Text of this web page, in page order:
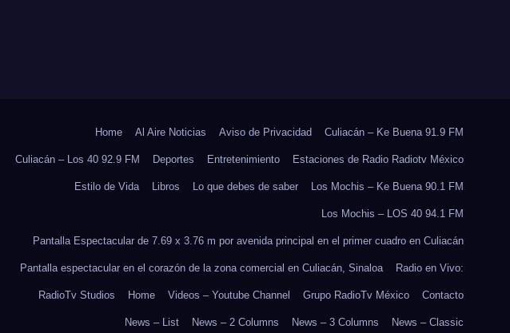
Home Al Aire Noticias Aviso de Privacidad Culiacán – Ke Buena 91.9 FM
Culiacán – Los 40 92.9 FM Deportes Entretenimiento Estaciones de Radio Radiotv México
Estilo de Vida Libros Lo que debes de saber Los Mochis – Ke Buena 90.1 FM
Los Mochis – LOS 40 94.1 FM
Pantalla Espectacular de 7.69 x 3.76 m por avenida principal en el primer cuadro en Culiacán
Pantalla espectacular en el corazón de la zona comercial en Culiacán, Sinaloa Radio en Vivo:
RadioTv Studios Home Videos – Youtube Channel Grupo RadioTv México Contacto
News – List News – 2 Columns News – 3 Columns News – Classic